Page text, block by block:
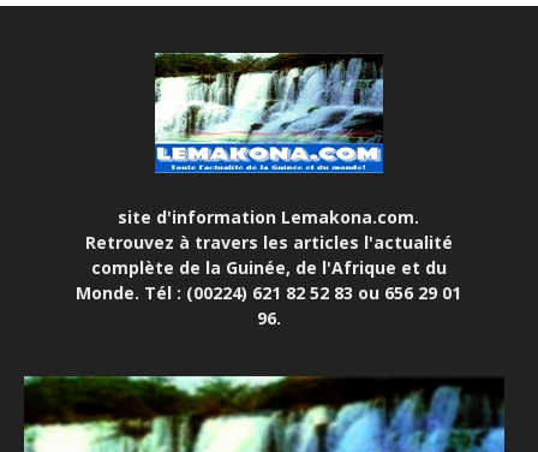
site d'information Lemakona.com.
Retrouvez à travers les articles l'actualité
complète de la Guinée, de l'Afrique et du
Monde. Tél : (00224) 621 82 52 83 ou 656 29 01
96.